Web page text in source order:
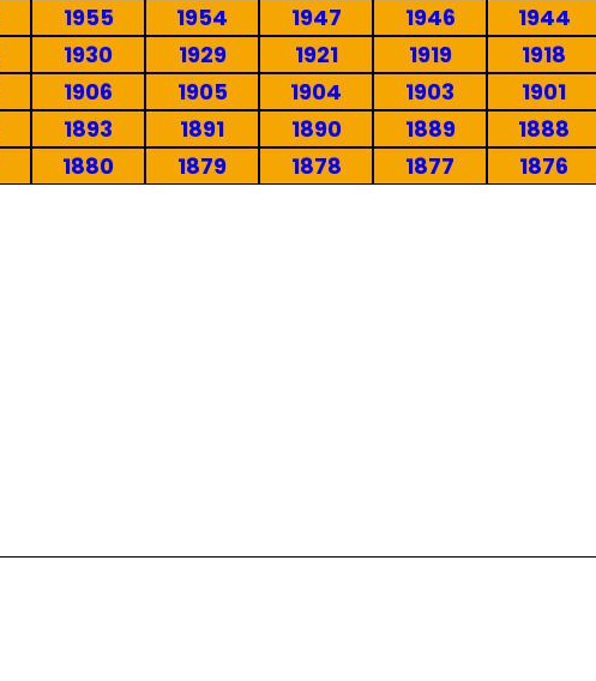
1955 1954 1947 1946 1944
1930 1929 1921 1919 1918
1906 1905 1904 1903 1901
1893 1891 1890 1889 1888
1880 1879 1878 1877 1876